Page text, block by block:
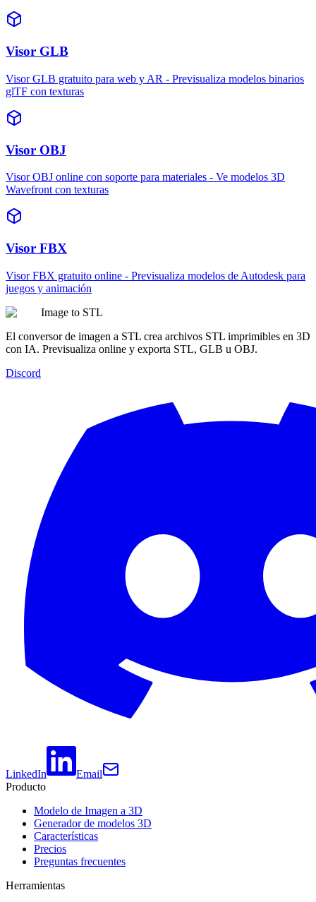
Visor GLB
Visor GLB gratuito para web y AR - Previsualiza modelos binarios
glTF con texturas
Visor OBJ
Visor OBJ online con soporte para materiales - Ve modelos 3D
Wavefront con texturas
Visor FBX
Visor FBX gratuito online - Previsualiza modelos de Autodesk para
juegos y animación
Image to STL
El conversor de imagen a STL crea archivos STL imprimibles en 3D
con IA. Previsualiza online y exporta STL, GLB u OBJ.
Discord
LinkedIn
Email
Producto
Modelo de Imagen a 3D
Generador de modelos 3D
Características
Precios
Preguntas frecuentes
Herramientas